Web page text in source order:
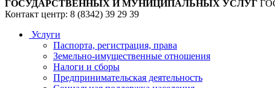
ГОСУДАРСТВЕННЫХ И МУНИЦИПАЛЬНЫХ УСЛУГ
Контакт центр: 8 (8342) 39 29 39
Услуги
Паспорта, регистрация, права
Земельно-имущественные отношения
Налоги и сборы
Предпринимательская деятельность